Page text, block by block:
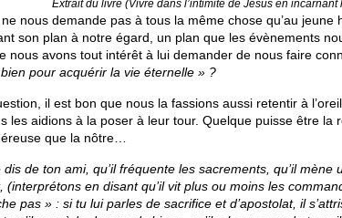
Extrait du livre (Vivre dans l’intimité de Jésus en incarnant
nous demande pas à tous la même chose qu’au jeune
son plan à notre égard, un plan que les évènements
nous avons tout intérêt à lui demander de nous faire
pour acquérir la vie éternelle » ?
il est bon que nous la fassions aussi retentir à
les aidions à la poser à leur tour. Quelque puisse être la
que la nôtre…
dis de ton ami, qu’il fréquente les sacrements, qu’il mène
(interprétons en disant qu’il vit plus ou moins les
pas » : si tu lui parles de sacrifice et d’apostolat, il